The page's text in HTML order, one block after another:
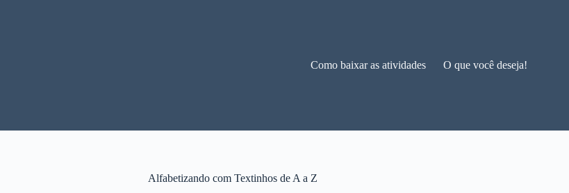
Como baixar as atividades O que você deseja!
Alfabetizando com Textinhos de A a Z